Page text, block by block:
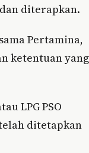
diterapkan.
Pertamina,
ketentuan yang
LPG PSO
ditetapkan